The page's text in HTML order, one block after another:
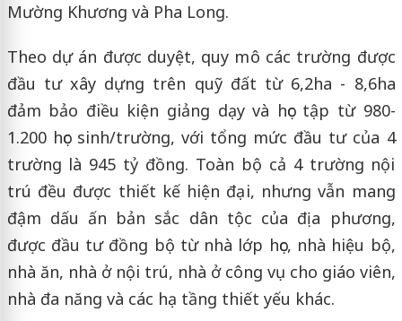
Mường Khương và Pha Long.
Theo dự án được duyệt, quy mô các trường được
đầu tư xây dựng trên quỹ đất từ 6,2ha - 8,6ha
đảm bảo điều kiện giảng dạy và học tập từ 980-
1.200 học sinh/trường, với tổng mức đầu tư của 4
trường là 945 tỷ đồng. Toàn bộ cả 4 trường nội
trú đều được thiết kế hiện đại, nhưng vẫn mang
đậm dấu ấn bản sắc dân tộc của địa phương,
được đầu tư đồng bộ từ nhà lớp học, nhà hiệu bộ,
nhà ăn, nhà ở nội trú, nhà ở công vụ cho giáo viên,
nhà đa năng và các hạ tầng thiết yếu khác.